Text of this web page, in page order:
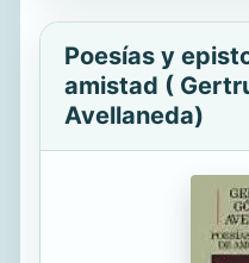
Poesías y
amistad (
Avellaneda)